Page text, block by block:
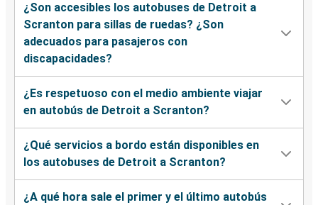
¿Son accesibles los autobuses de Detroit a
Scranton para sillas de ruedas? ¿Son
adecuados para pasajeros con
discapacidades?
¿Es respetuoso con el medio ambiente viajar
en autobús de Detroit a Scranton?
¿Qué servicios a bordo están disponibles en
los autobuses de Detroit a Scranton?
¿A qué hora sale el primer y el último autobús